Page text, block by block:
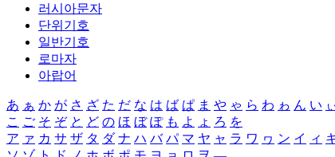
러시아문자
단위기호
일반기호
로마자
아랍어
あ ぁ か が さ ざ た だ な は ば ぱ ま や ゃ ら わ ゎ ん い
こ ご そ ぞ と ど の ほ ぼ ぽ も よ ょ ろ を
ア ァ カ サ ザ タ ダ ナ ハ バ パ マ ヤ ャ ラ ワ ヮ ン イ ィ